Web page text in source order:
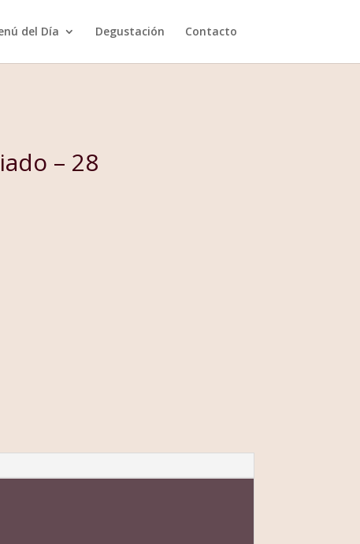
del Día Degustación Contacto
– 28